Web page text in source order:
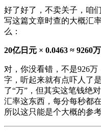
好了好了，不卖关子，咱
写这篇文章时查的大概汇
么：
20亿日元 × 0.0463 ≈ 9260
对，你没看错，不是926
字，听起来就有点吓人了
了“万”，但其实这笔钱绝
汇率这东西，每分每秒都
所以这只能是个大概的参考